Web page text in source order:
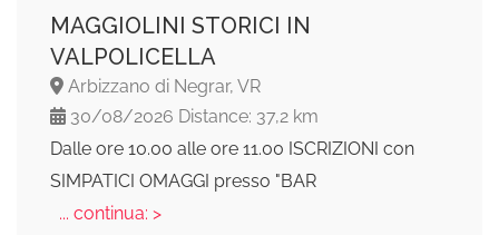
MAGGIOLINI STORICI IN
VALPOLICELLA
Arbizzano di Negrar, VR
30/08/2026 Distance: 37,2 km
Dalle ore 10.00 alle ore 11.00 ISCRIZIONI con
SIMPATICI OMAGGI presso "BAR
... continua: >